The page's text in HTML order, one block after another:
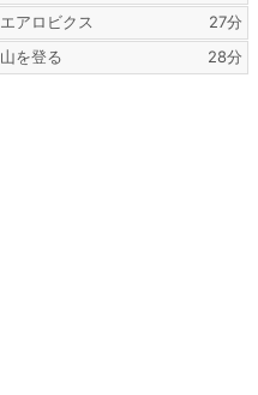
エアロビクス
27分
山を登る
28分